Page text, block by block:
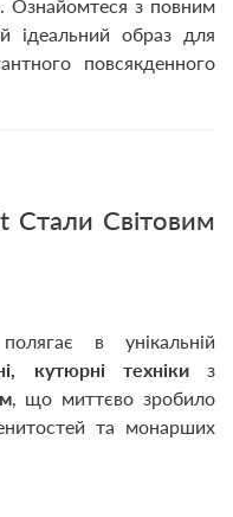
Ознайомтеся з повним
ідеальний образ для
повсякденного
Стали Світовим
в унікальній
кутюрні технікиз
, що миттєво зробило
та монарших